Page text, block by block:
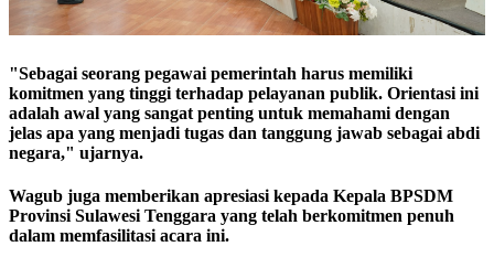
"Sebagai seorang pegawai pemerintah harus memiliki
komitmen yang tinggi terhadap pelayanan publik. Orientasi ini
adalah awal yang sangat penting untuk memahami dengan
jelas apa yang menjadi tugas dan tanggung jawab sebagai abdi
negara," ujarnya.
Wagub juga memberikan apresiasi kepada Kepala BPSDM
Provinsi Sulawesi Tenggara yang telah berkomitmen penuh
dalam memfasilitasi acara ini.